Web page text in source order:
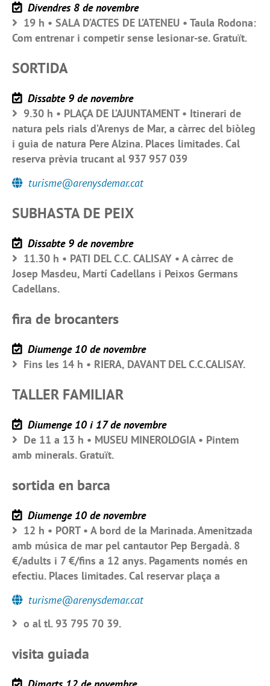
Divendres 8 de novembre
19 h • SALA D’ACTES DE L’ATENEU • Taula Rodona:
Com entrenar i competir sense lesionar-se. Gratuït.
SORTIDA
Dissabte 9 de novembre
9.30 h • PLAÇA DE L’AJUNTAMENT • Itinerari de
natura pels rials d’Arenys de Mar, a càrrec del biòleg
i guia de natura Pere Alzina. Places limitades. Cal
reserva prèvia trucant al 937 957 039
turisme@arenysdemar.cat
SUBHASTA DE PEIX
Dissabte 9 de novembre
11.30 h • PATI DEL C.C. CALISAY • A càrrec de
Josep Masdeu, Martí Cadellans i Peixos Germans
Cadellans.
fira de brocanters
Diumenge 10 de novembre
Fins les 14 h • RIERA, DAVANT DEL C.C.CALISAY.
TALLER FAMILIAR
Diumenge 10 i 17 de novembre
De 11 a 13 h • MUSEU MINEROLOGIA • Pintem
amb minerals. Gratuït.
sortida en barca
Diumenge 10 de novembre
12 h • PORT • A bord de la Marinada. Amenitzada
amb música de mar pel cantautor Pep Bergadà. 8
€/adults i 7 €/fins a 12 anys. Pagaments només en
efectiu. Places limitades. Cal reservar plaça a
turisme@arenysdemar.cat
o al tl. 93 795 70 39.
visita guiada